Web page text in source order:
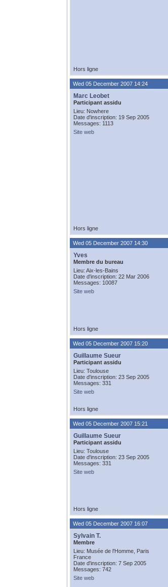
Hors ligne
Wed 05 December 2007 14:24
Marc Leobet
Participant assidu
Lieu: Nowhere
Date d'inscription: 19 Sep 2005
Messages: 1113
Site web
Hors ligne
Wed 05 December 2007 14:30
Yves
Membre du bureau
Lieu: Aix-les-Bains
Date d'inscription: 22 Mar 2006
Messages: 10087
Site web
Hors ligne
Wed 05 December 2007 15:20
Guillaume Sueur
Participant assidu
Lieu: Toulouse
Date d'inscription: 23 Sep 2005
Messages: 331
Site web
Hors ligne
Wed 05 December 2007 15:21
Guillaume Sueur
Participant assidu
Lieu: Toulouse
Date d'inscription: 23 Sep 2005
Messages: 331
Site web
Hors ligne
Wed 05 December 2007 16:07
Sylvain T.
Membre
Lieu: Musée de l'Homme, Paris
France
Date d'inscription: 7 Sep 2005
Messages: 742
Site web